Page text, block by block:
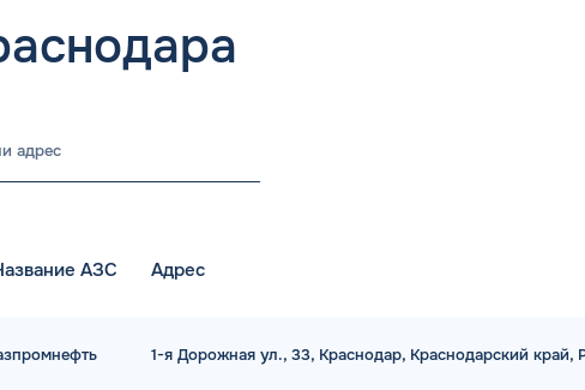
АЗС Адрес
1-я Дорожная ул., 33, Краснодар, Краснодарский край,